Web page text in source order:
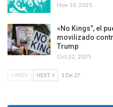
Nov 19, 2025
«No Kings”, el
movilizado
Trump
Oct 22, 2025
PREV NEXT 1 De 27